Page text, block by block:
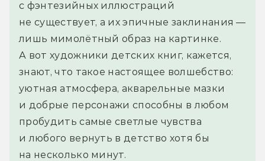
с фэнтезийных иллюстраций
не существует, а их эпичные заклинания —
лишь мимолётный образ на картинке.
А вот художники детских книг, кажется,
знают, что такое настоящее волшебство:
уютная атмосфера, акварельные мазки
и добрые персонажи способны в любом
пробудить самые светлые чувства
и любого вернуть в детство хотя бы
на несколько минут.